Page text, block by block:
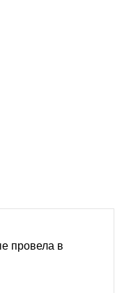
провела в